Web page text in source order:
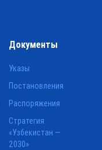
Документы
Указы
Постановления
Распоряжения
Стратегия
«Узбекистан —
2030»